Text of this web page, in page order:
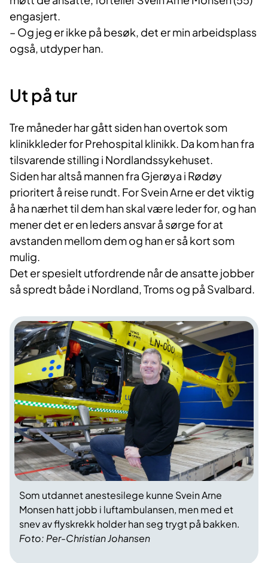
engasjert.
– Og jeg er ikke på besøk, det er min arbeidsplass
også, utdyper han.
Ut på tur
Tre måneder har gått siden han overtok som
klinikkleder for Prehospital klinikk. Da kom han fra
tilsvarende stilling i Nordlandssykehuset.
Siden har altså mannen fra Gjerøya i Rødøy
prioritert å reise rundt. For Svein Arne er det viktig
å ha nærhet til dem han skal være leder for, og han
mener det er en leders ansvar å sørge for at
avstanden mellom dem og han er så kort som
mulig.
Det er spesielt utfordrende når de ansatte jobber
så spredt både i Nordland, Troms og på Svalbard.
Foto: Per-Christian Johansen
Som utdannet anestesilege kunne Svein Arne
Monsen hatt jobb i luftambulansen, men med et
snev av flyskrekk holder han seg trygt på bakken.